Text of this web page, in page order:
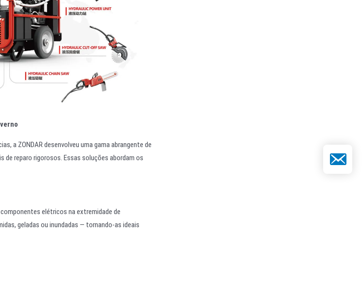
a ZONDAR desenvolveu uma gama abrangente de
reparo rigorosos. Essas soluções abordam os
elétricos na extremidade de
geladas ou inundadas — tornando-as ideais
E-mail